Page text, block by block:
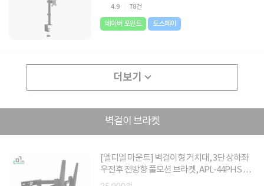
4.9 78건
네이버 포인트 토스페이
더보기
벽걸이 브라켓
[엘디엘 마운트] 벽걸이형 거치대, 3단 상하좌
우전후 전방향 풀모션 브라켓, APL-44PHS ▶
[26~55형] ◀